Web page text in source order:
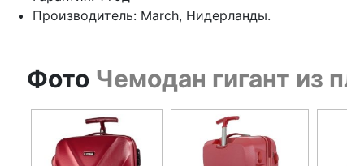
Производитель: March, Нидерланды.
Фото Чемодан гигант из